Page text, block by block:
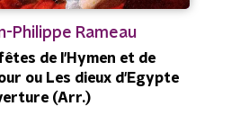
Philippe Rameau
de l'Hymen et de
ou Les dieux d'Egypte
(Arr.)